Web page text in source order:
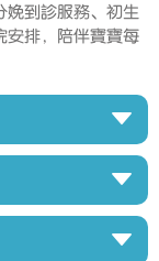
娩到診服務、初生
安排，陪伴寶寶每